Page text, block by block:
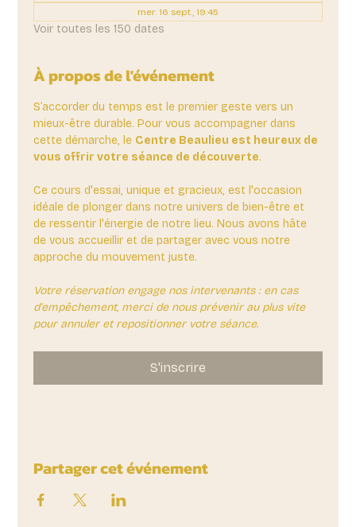
mer. 16 sept., 19:45
Voir toutes les 150 dates
À propos de l'événement
S’accorder du temps est le premier geste vers un
mieux-être durable. Pour vous accompagner dans
cette démarche, le Centre Beaulieu est heureux de
vous offrir votre séance de découverte.
Ce cours d'essai, unique et gracieux, est l'occasion
idéale de plonger dans notre univers de bien-être et
de ressentir l'énergie de notre lieu. Nous avons hâte
de vous accueillir et de partager avec vous notre
approche du mouvement juste.
Votre réservation engage nos intervenants : en cas
d'empêchement, merci de nous prévenir au plus vite
pour annuler et repositionner votre séance.
S'inscrire
Partager cet événement